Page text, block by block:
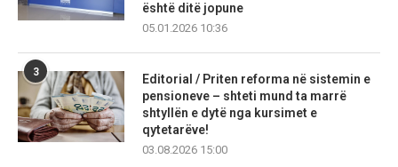
është ditë jopune
05.01.2026 10:36
3
Editorial / Priten reforma në sistemin e
pensioneve – shteti mund ta marrë
shtyllën e dytë nga kursimet e
qytetarëve!
03.08.2026 15:00